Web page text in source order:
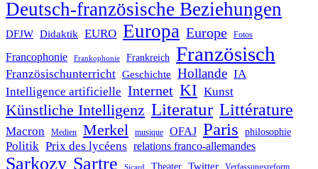
Deutsch-französische Beziehungen
DFJW Didaktik EURO Europa Europe Fotos
Francophonie Frankophonie Frankreich Französisch
Französischunterricht Geschichte Hollande IA
Intelligence artificielle Internet KI Kunst
Künstliche Intelligenz Literatur Littérature
Macron Medien Merkel musique OFAJ Paris philosophie
Politik Prix des lycéens relations franco-allemandes
Sarkozy Sartre Sicard Theater Twitter Verfassungsreform